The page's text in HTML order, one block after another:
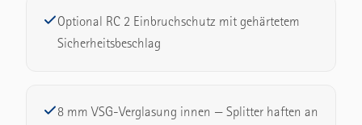
Optional RC 2 Einbruchschutz mit gehärtetem
Sicherheitsbeschlag
8 mm VSG-Verglasung innen — Splitter haften an